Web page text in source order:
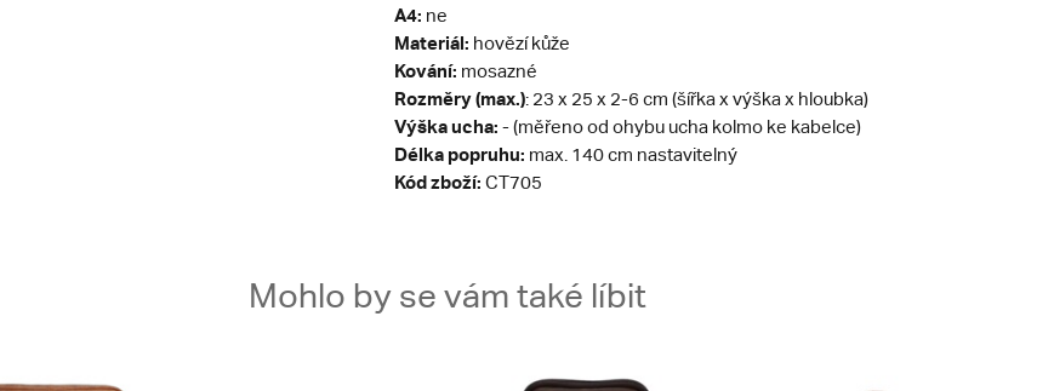
A4: ne
Materiál: hovězí kůže
Kování: mosazné
Rozměry (max.): 23 x 25 x 2-6 cm (šířka x výška x hloubka)
Výška ucha: - (měřeno od ohybu ucha kolmo ke kabelce)
Délka popruhu: max. 140 cm nastavitelný
Kód zboží: CT705
Mohlo by se vám také líbit